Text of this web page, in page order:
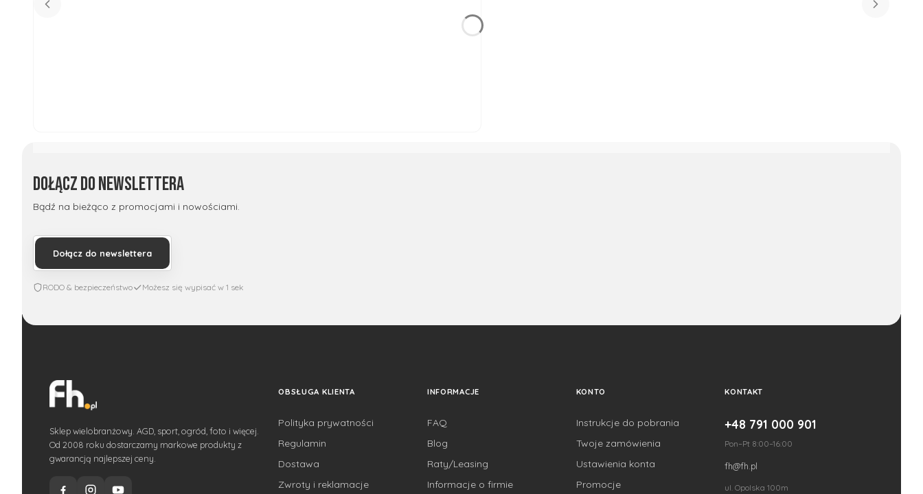
Dołącz do newslettera
Bądź na bieżąco z promocjami i nowościami.
Dołącz do newslettera
RODO & bezpieczeństwo Możesz się wypisać w 1 sek
Sklep wielobranżowy. AGD, sport, ogród, foto i więcej.
Od 2008 roku dostarczamy markowe produkty z
gwarancją najlepszej ceny.
OBSŁUGA KLIENTA
Polityka prywatności
Regulamin
Dostawa
Zwroty i reklamacje
INFORMACJE
FAQ
Blog
Raty/Leasing
Informacje o firmie
KONTO
Instrukcje do pobrania
Twoje zamówienia
Ustawienia konta
Promocje
KONTAKT
+48 791 000 901
Pon–Pt 8:00–16:00
fh@fh.pl
ul. Opolska 100m